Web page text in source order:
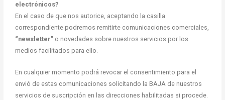
electrónicos?
En el caso de que nos autorice, aceptando la casilla
correspondiente podremos remitirte comunicaciones comerciales,
“newsletter”o novedades sobre nuestros servicios por los
medios facilitados para ello.
En cualquier momento podrá revocar el consentimiento para el
envió de estas comunicaciones solicitando la BAJA de nuestros
servicios de suscripción en las direcciones habilitadas si procede.